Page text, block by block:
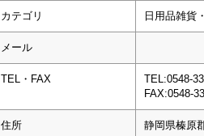
カテゴリ 日用品雑貨
メール
TEL・FAX
TEL:0548-
FAX:0548-
住所 静岡県榛原